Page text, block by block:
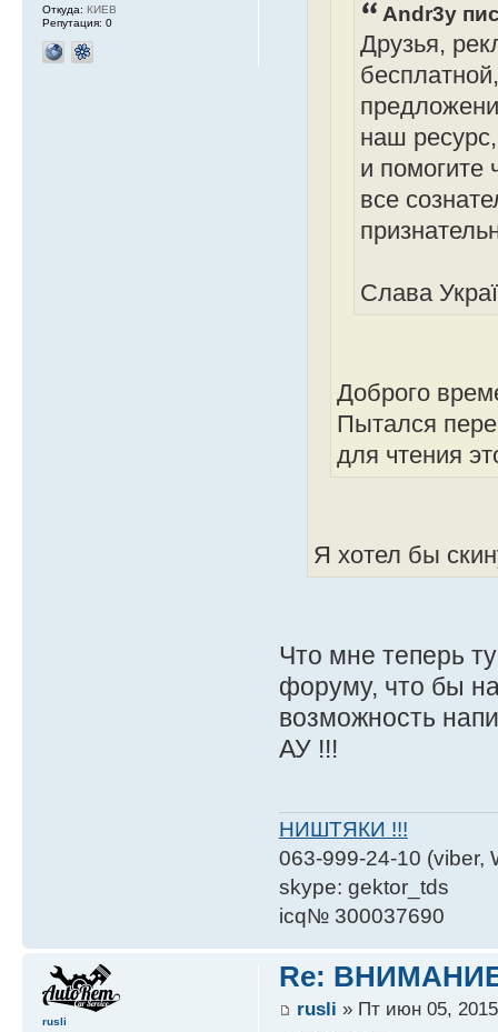
Andr3y
Друзья,
наш
и помогите
все
Слава
Доброго
Пытался
для чтения
Я хотел бы
Что мне теперь
форуму, что бы
возможность
АУ !!!
НИШТЯКИ !!!
063-999-24-10 (viber,
skype: gektor_tds
icq№ 300037690
Откуда: КИЕВ
Репутация: 0
Re:
rusli » Пт июн 05,
rusli